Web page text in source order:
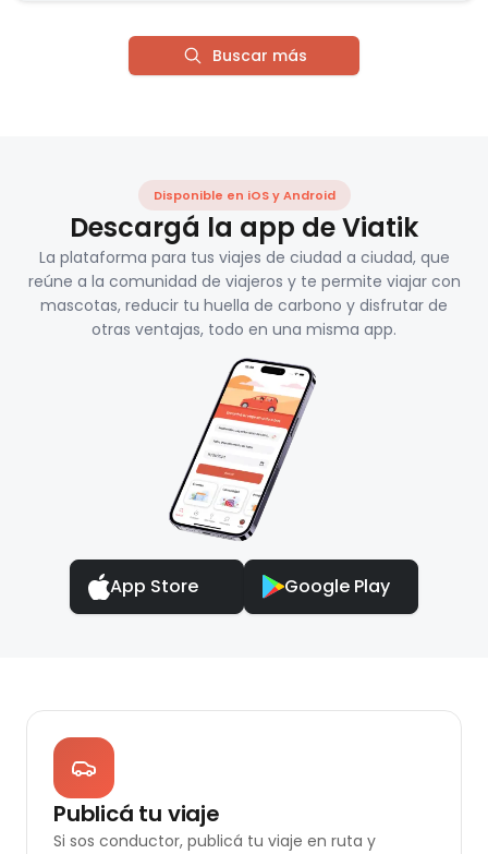
Buscar más
Disponible en iOS y Android
Descargá la app de Viatik
La plataforma para tus viajes de ciudad a ciudad, que
reúne a la comunidad de viajeros y te permite viajar con
mascotas, reducir tu huella de carbono y disfrutar de
otras ventajas, todo en una misma app.
App Store Google Play
Publicá tu viaje
Si sos conductor, publicá tu viaje en ruta y